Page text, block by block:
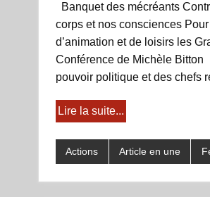
Banquet des mécréants
corps et nos consciences
d’animation et de loisirs les
Conférence de Michèle Bitton
pouvoir politique et des chefs
Lire la suite...
Actions Article en une